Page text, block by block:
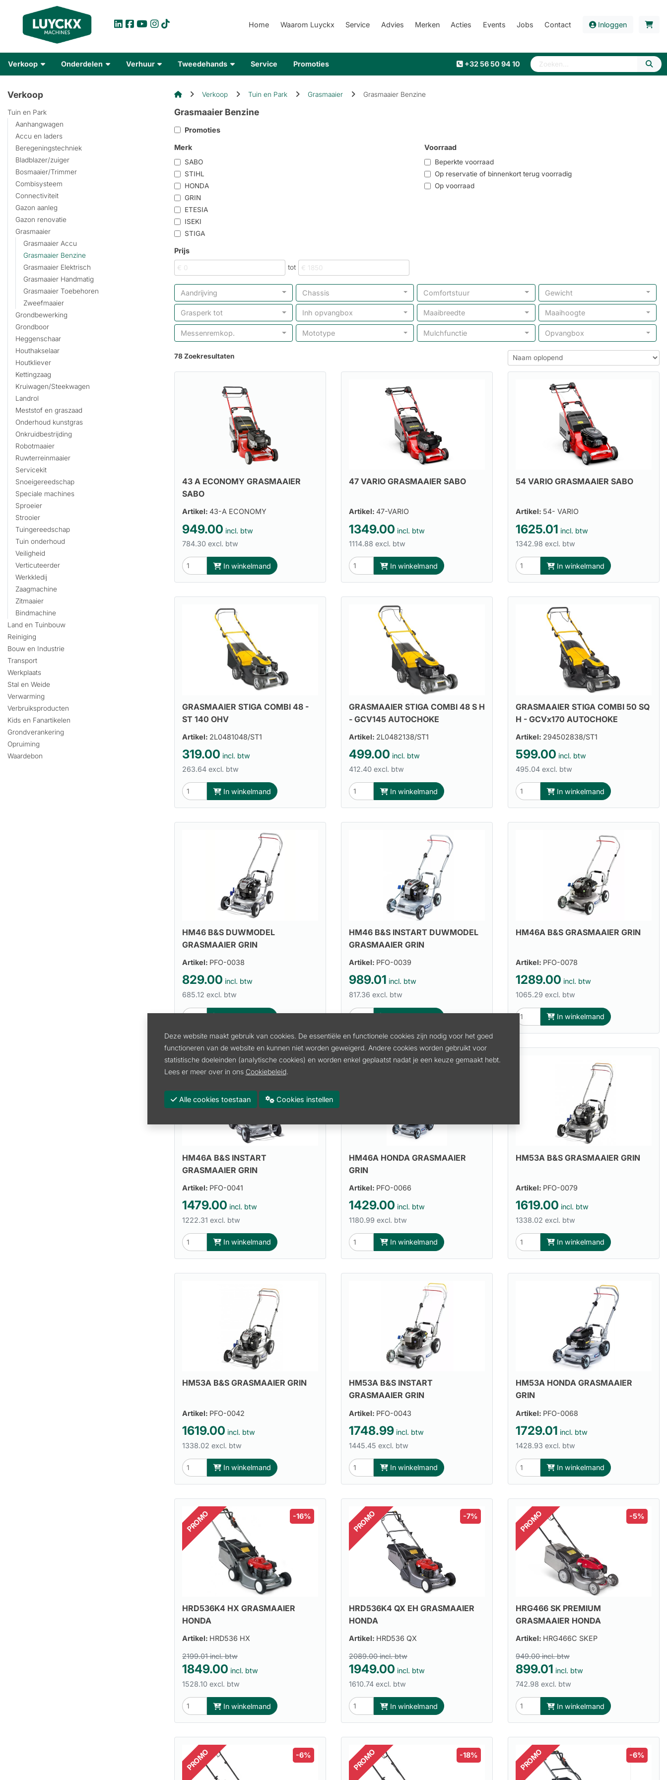
Home Waarom Luyckx Service Advies Merken Acties Events Jobs Contact Inloggen
Verkoop Onderdelen Verhuur Tweedehands Service Promoties +32 56 50 94 10
Verkoop
Tuin en Park
Aanhangwagen
Accu en laders
Beregeningstechniek
Bladblazer/zuiger
Bosmaaier/Trimmer
Combisysteem
Connectiviteit
Gazon aanleg
Gazon renovatie
Grasmaaier
Grasmaaier Accu
Grasmaaier Benzine
Grasmaaier Elektrisch
Grasmaaier Handmatig
Grasmaaier Toebehoren
Zweefmaaier
Grondbewerking
Grondboor
Heggenschaar
Houthakselaar
Houtkliever
Kettingzaag
Kruiwagen/Steekwagen
Landrol
Meststof en graszaad
Onderhoud kunstgras
Onkruidbestrijding
Robotmaaier
Ruwterreinmaaier
Servicekit
Snoeigereedschap
Speciale machines
Sproeier
Strooier
Tuingereedschap
Tuin onderhoud
Veiligheid
Verticuteerder
Werkkledij
Zaagmachine
Zitmaaier
Bindmachine
Land en Tuinbouw
Reiniging
Bouw en Industrie
Transport
Werkplaats
Stal en Weide
Verwarming
Verbruiksproducten
Kids en Fanartikelen
Grondverankering
Opruiming
Waardebon
Verkoop Tuin en Park Grasmaaier Grasmaaier Benzine
Grasmaaier Benzine
Promoties
Merk
SABO
STIHL
HONDA
GRIN
ETESIA
ISEKI
STIGA
Voorraad
Beperkte voorraad
Op reservatie of binnenkort terug voorradig
Op voorraad
Prijs
tot
Aandrijving Chassis Comfortstuur Gewicht
Grasperk tot Inh opvangbox Maaibreedte Maaihoogte
Messenremkop. Mototype Mulchfunctie Opvangbox
78 Zoekresultaten
43 A ECONOMY GRASMAAIER
SABO
Artikel: 43-A ECONOMY
949.00 incl. btw
784.30 excl. btw
In winkelmand
47 VARIO GRASMAAIER SABO
Artikel: 47-VARIO
1349.00 incl. btw
1114.88 excl. btw
In winkelmand
54 VARIO GRASMAAIER SABO
Artikel: 54- VARIO
1625.01 incl. btw
1342.98 excl. btw
In winkelmand
GRASMAAIER STIGA COMBI 48 -
ST 140 OHV
Artikel: 2L0481048/ST1
319.00 incl. btw
263.64 excl. btw
In winkelmand
GRASMAAIER STIGA COMBI 48 S H
- GCV145 AUTOCHOKE
Artikel: 2L0482138/ST1
499.00 incl. btw
412.40 excl. btw
In winkelmand
GRASMAAIER STIGA COMBI 50 SQ
H - GCVx170 AUTOCHOKE
Artikel: 294502838/ST1
599.00 incl. btw
495.04 excl. btw
In winkelmand
HM46 B&S DUWMODEL
GRASMAAIER GRIN
Artikel: PFO-0038
829.00 incl. btw
685.12 excl. btw
HM46 B&S INSTART DUWMODEL
GRASMAAIER GRIN
Artikel: PFO-0039
989.01 incl. btw
817.36 excl. btw
HM46A B&S GRASMAAIER GRIN
Artikel: PFO-0078
1289.00 incl. btw
1065.29 excl. btw
In winkelmand
HM46A B&S INSTART
GRASMAAIER GRIN
Artikel: PFO-0041
1479.00 incl. btw
1222.31 excl. btw
In winkelmand
HM46A HONDA GRASMAAIER
GRIN
Artikel: PFO-0066
1429.00 incl. btw
1180.99 excl. btw
In winkelmand
HM53A B&S GRASMAAIER GRIN
Artikel: PFO-0079
1619.00 incl. btw
1338.02 excl. btw
In winkelmand
HM53A B&S GRASMAAIER GRIN
Artikel: PFO-0042
1619.00 incl. btw
1338.02 excl. btw
In winkelmand
HM53A B&S INSTART
GRASMAAIER GRIN
Artikel: PFO-0043
1748.99 incl. btw
1445.45 excl. btw
In winkelmand
HM53A HONDA GRASMAAIER
GRIN
Artikel: PFO-0068
1729.01 incl. btw
1428.93 excl. btw
In winkelmand
PROMO -16%
HRD536K4 HX GRASMAAIER
HONDA
Artikel: HRD536 HX
2199.01 incl. btw
1849.00 incl. btw
1528.10 excl. btw
In winkelmand
PROMO -7%
HRD536K4 QX EH GRASMAAIER
HONDA
Artikel: HRD536 QX
2089.00 incl. btw
1949.00 incl. btw
1610.74 excl. btw
In winkelmand
PROMO -5%
HRG466 SK PREMIUM
GRASMAAIER HONDA
Artikel: HRG466C SKEP
949.00 incl. btw
899.01 incl. btw
742.98 excl. btw
In winkelmand
PROMO -6% PROMO -18% PROMO -6%
Deze website maakt gebruik van cookies. De essentiële en functionele cookies zijn nodig voor het goed
functioneren van de website en kunnen niet worden geweigerd. Andere cookies worden gebruikt voor
statistische doeleinden (analytische cookies) en worden enkel geplaatst nadat je een keuze gemaakt hebt.
Lees er meer over in ons Cookiebeleid.
Alle cookies toestaan Cookies instellen